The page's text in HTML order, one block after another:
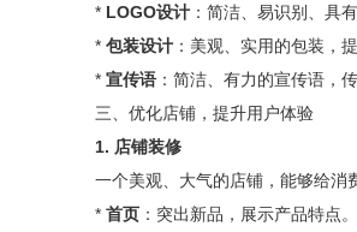
* LOGO设计 ：简洁、易识别、具
* 包装设计 ：美观、实用的包装，
* 宣传语 ：简洁、有力的宣传语，
三、优化店铺，提升用户体验
1. 店铺装修
一个美观、大气的店铺，能够给消
* 首页 ：突出新品，展示产品特点。